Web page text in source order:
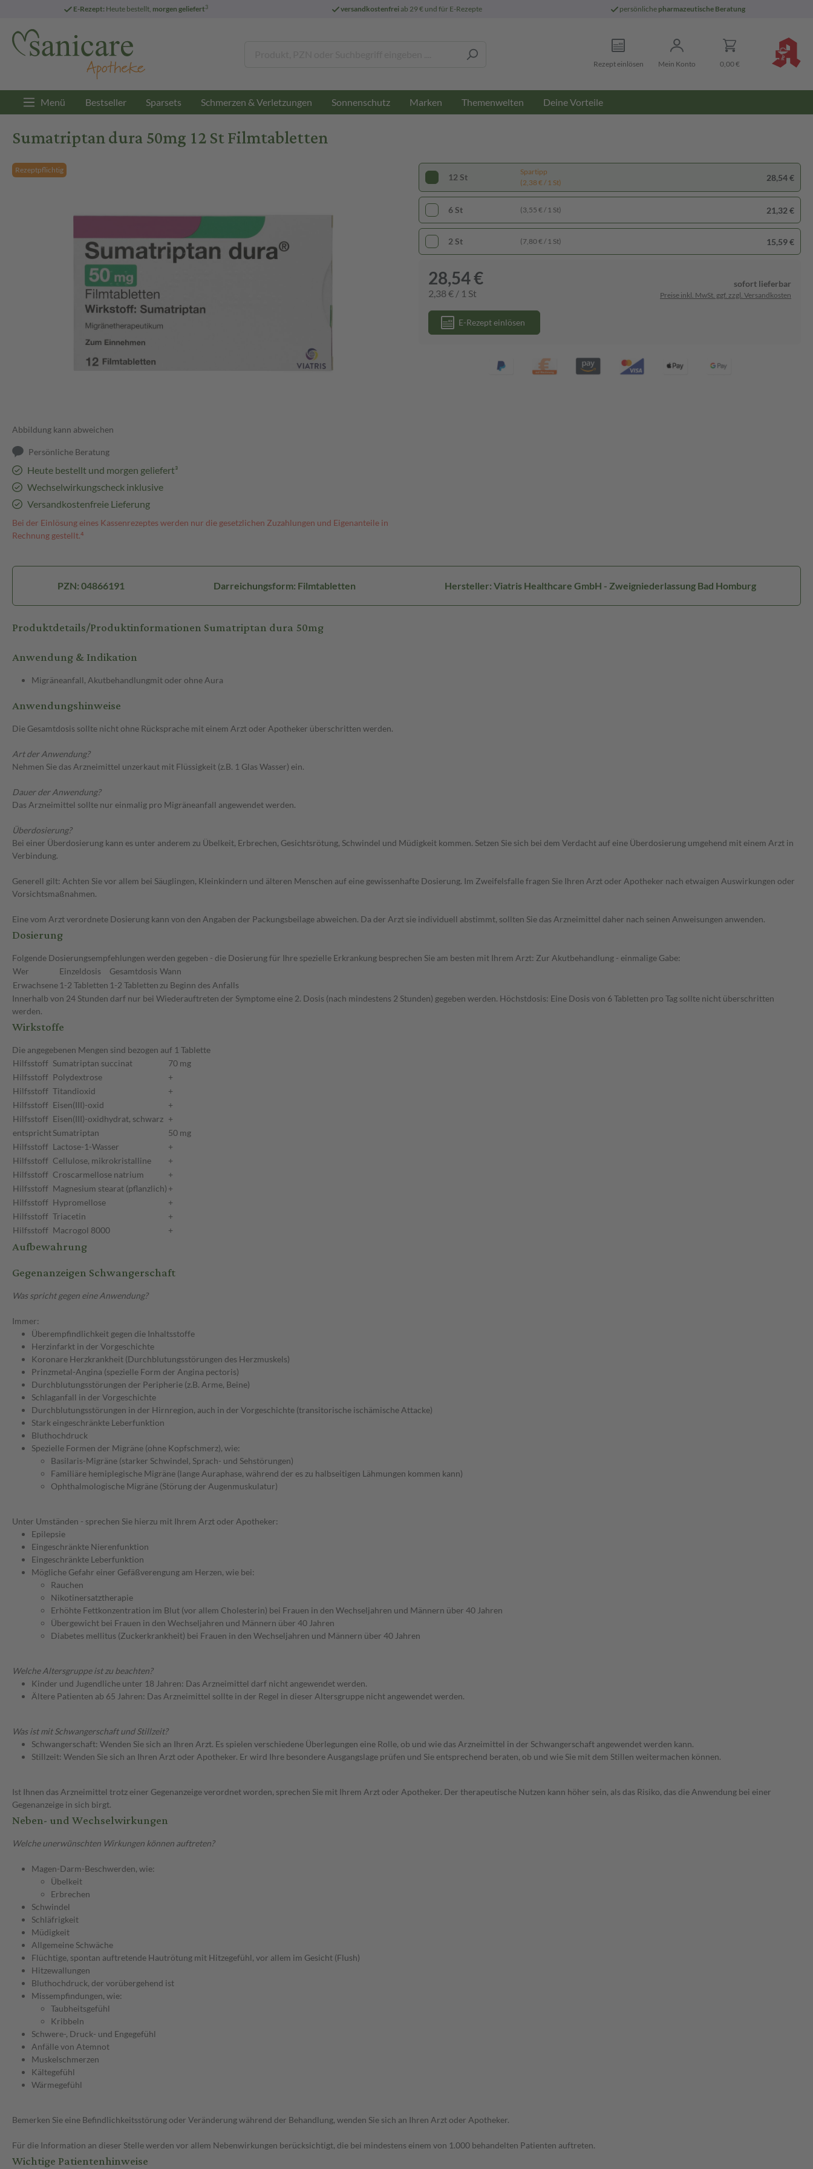
E-Rezept: Heute bestellt, morgen geliefert3 versandkostenfreiab 29 € und für E-Rezepte persönliche pharmazeutische Beratung
Rezept einlösen Mein Konto 0,00 €
Menü Bestseller Sparsets Schmerzen & Verletzungen Sonnenschutz Marken Themenwelten Deine Vorteile
Sumatriptan dura 50mg 12 St Filmtabletten
Rezeptpflichtig
Abbildung kann abweichen
Persönliche Beratung
Heute bestellt und morgen geliefert³
Wechselwirkungscheck inklusive
Versandkostenfreie Lieferung
Bei der Einlösung eines Kassenrezeptes werden nur die gesetzlichen Zuzahlungen und Eigenanteile in
Rechnung gestellt.⁴
12 St
Spartipp
(2,38 € / 1 St)
28,54 €
6 St (3,55 € / 1 St) 21,32 €
2 St (7,80 € / 1 St) 15,59 €
28,54 €
2,38 € / 1 St
sofort lieferbar
Preise inkl. MwSt. ggf. zzgl. Versandkosten
E-Rezept einlösen
PZN: 04866191 Darreichungsform: Filmtabletten Hersteller: Viatris Healthcare GmbH - Zweigniederlassung Bad Homburg
Produktdetails/Produktinformationen Sumatriptan dura 50mg
Anwendung & Indikation
Migräneanfall, Akutbehandlungmit oder ohne Aura
Anwendungshinweise
Die Gesamtdosis sollte nicht ohne Rücksprache mit einem Arzt oder Apotheker überschritten werden.
Art der Anwendung?
Nehmen Sie das Arzneimittel unzerkaut mit Flüssigkeit (z.B. 1 Glas Wasser) ein.
Dauer der Anwendung?
Das Arzneimittel sollte nur einmalig pro Migräneanfall angewendet werden.
Überdosierung?
Bei einer Überdosierung kann es unter anderem zu Übelkeit, Erbrechen, Gesichtsrötung, Schwindel und Müdigkeit kommen. Setzen Sie sich bei dem Verdacht auf eine Überdosierung umgehend mit einem Arzt in
Verbindung.
Generell gilt: Achten Sie vor allem bei Säuglingen, Kleinkindern und älteren Menschen auf eine gewissenhafte Dosierung. Im Zweifelsfalle fragen Sie Ihren Arzt oder Apotheker nach etwaigen Auswirkungen oder
Vorsichtsmaßnahmen.
Eine vom Arzt verordnete Dosierung kann von den Angaben der Packungsbeilage abweichen. Da der Arzt sie individuell abstimmt, sollten Sie das Arzneimittel daher nach seinen Anweisungen anwenden.
Dosierung
Folgende Dosierungsempfehlungen werden gegeben - die Dosierung für Ihre spezielle Erkrankung besprechen Sie am besten mit Ihrem Arzt: Zur Akutbehandlung - einmalige Gabe:
Wer
Einzeldosis Gesamtdosis Wann
Erwachsene 1-2 Tabletten 1-2 Tabletten zu Beginn des Anfalls
Innerhalb von 24 Stunden darf nur bei Wiederauftreten der Symptome eine 2. Dosis (nach mindestens 2 Stunden) gegeben werden. Höchstdosis: Eine Dosis von 6 Tabletten pro Tag sollte nicht überschritten
werden.
Wirkstoffe
Die angegebenen Mengen sind bezogen auf 1 Tablette
Hilfsstoff Sumatriptan succinat
70 mg
Hilfsstoff Polydextrose
+
Hilfsstoff Titandioxid
+
Hilfsstoff Eisen(III)-oxid
+
Hilfsstoff Eisen(III)-oxidhydrat, schwarz +
entsprichtSumatriptan
50 mg
Hilfsstoff Lactose-1-Wasser
+
Hilfsstoff Cellulose, mikrokristalline
+
Hilfsstoff Croscarmellose natrium
+
Hilfsstoff Magnesium stearat (pflanzlich) +
Hilfsstoff Hypromellose
+
Hilfsstoff Triacetin
+
Hilfsstoff Macrogol 8000 +
Aufbewahrung
Gegenanzeigen Schwangerschaft
Was spricht gegen eine Anwendung?
Immer:
Überempfindlichkeit gegen die Inhaltsstoffe
Herzinfarkt in der Vorgeschichte
Koronare Herzkrankheit (Durchblutungsstörungen des Herzmuskels)
Prinzmetal-Angina (spezielle Form der Angina pectoris)
Durchblutungsstörungen der Peripherie (z.B. Arme, Beine)
Schlaganfall in der Vorgeschichte
Durchblutungsstörungen in der Hirnregion, auch in der Vorgeschichte (transitorische ischämische Attacke)
Stark eingeschränkte Leberfunktion
Bluthochdruck
Spezielle Formen der Migräne (ohne Kopfschmerz), wie:
Basilaris-Migräne (starker Schwindel, Sprach- und Sehstörungen)
Familiäre hemiplegische Migräne (lange Auraphase, während der es zu halbseitigen Lähmungen kommen kann)
Ophthalmologische Migräne (Störung der Augenmuskulatur)
Unter Umständen - sprechen Sie hierzu mit Ihrem Arzt oder Apotheker:
Epilepsie
Eingeschränkte Nierenfunktion
Eingeschränkte Leberfunktion
Mögliche Gefahr einer Gefäßverengung am Herzen, wie bei:
Rauchen
Nikotinersatztherapie
Erhöhte Fettkonzentration im Blut (vor allem Cholesterin) bei Frauen in den Wechseljahren und Männern über 40 Jahren
Übergewicht bei Frauen in den Wechseljahren und Männern über 40 Jahren
Diabetes mellitus (Zuckerkrankheit) bei Frauen in den Wechseljahren und Männern über 40 Jahren
Welche Altersgruppe ist zu beachten?
Kinder und Jugendliche unter 18 Jahren: Das Arzneimittel darf nicht angewendet werden.
Ältere Patienten ab 65 Jahren: Das Arzneimittel sollte in der Regel in dieser Altersgruppe nicht angewendet werden.
Was ist mit Schwangerschaft und Stillzeit?
Schwangerschaft: Wenden Sie sich an Ihren Arzt. Es spielen verschiedene Überlegungen eine Rolle, ob und wie das Arzneimittel in der Schwangerschaft angewendet werden kann.
Stillzeit: Wenden Sie sich an Ihren Arzt oder Apotheker. Er wird Ihre besondere Ausgangslage prüfen und Sie entsprechend beraten, ob und wie Sie mit dem Stillen weitermachen können.
Ist Ihnen das Arzneimittel trotz einer Gegenanzeige verordnet worden, sprechen Sie mit Ihrem Arzt oder Apotheker. Der therapeutische Nutzen kann höher sein, als das Risiko, das die Anwendung bei einer
Gegenanzeige in sich birgt.
Neben- und Wechselwirkungen
Welche unerwünschten Wirkungen können auftreten?
Magen-Darm-Beschwerden, wie:
Übelkeit
Erbrechen
Schwindel
Schläfrigkeit
Müdigkeit
Allgemeine Schwäche
Flüchtige, spontan auftretende Hautrötung mit Hitzegefühl, vor allem im Gesicht (Flush)
Hitzewallungen
Bluthochdruck, der vorübergehend ist
Missempfindungen, wie:
Taubheitsgefühl
Kribbeln
Schwere-, Druck- und Engegefühl
Anfälle von Atemnot
Muskelschmerzen
Kältegefühl
Wärmegefühl
Bemerken Sie eine Befindlichkeitsstörung oder Veränderung während der Behandlung, wenden Sie sich an Ihren Arzt oder Apotheker.
Für die Information an dieser Stelle werden vor allem Nebenwirkungen berücksichtigt, die bei mindestens einem von 1.000 behandelten Patienten auftreten.
Wichtige Patientenhinweise